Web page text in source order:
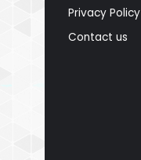
Privacy Policy
Contact us